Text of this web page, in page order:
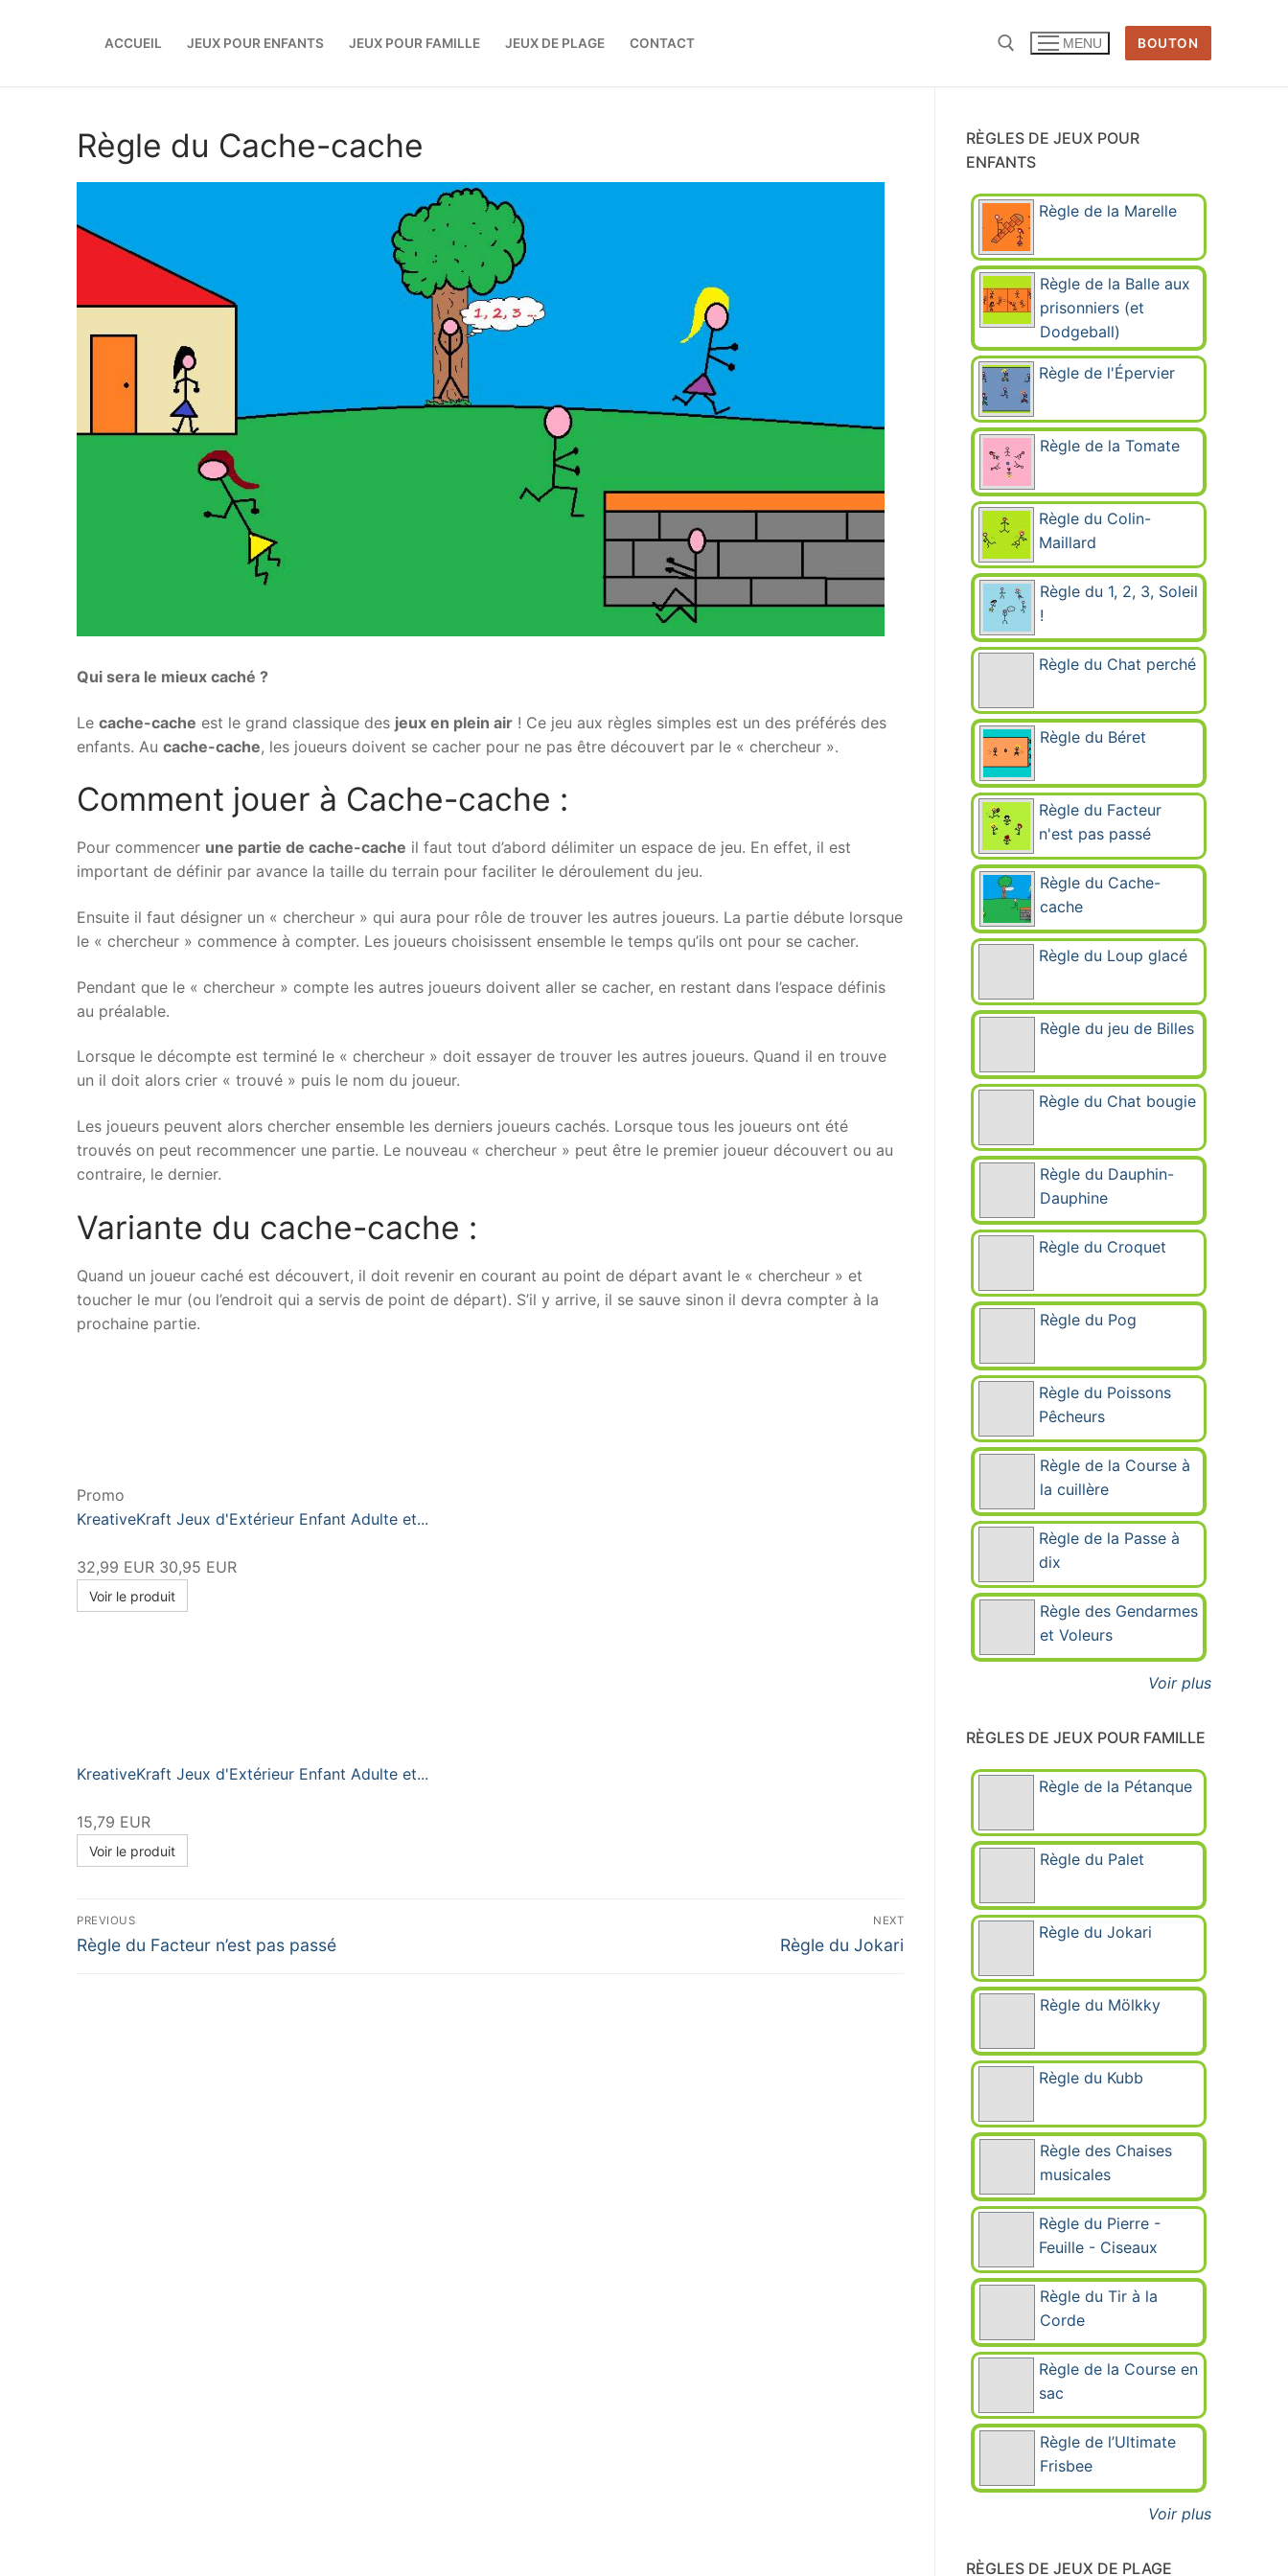
ACCUEIL JEUX POUR ENFANTS JEUX POUR FAMILLE JEUX DE PLAGE CONTACT MENU BOUTON
Règle du Cache-cache
Qui sera le mieux caché ?
Le cache-cache est le grand classique des jeux en plein air ! Ce jeu aux règles simples est un des préférés des
enfants. Au cache-cache, les joueurs doivent se cacher pour ne pas être découvert par le « chercheur ».
Comment jouer à Cache-cache :
Pour commencer une partie de cache-cache il faut tout d’abord délimiter un espace de jeu. En effet, il est
important de définir par avance la taille du terrain pour faciliter le déroulement du jeu.
Ensuite il faut désigner un « chercheur » qui aura pour rôle de trouver les autres joueurs. La partie débute lorsque
le « chercheur » commence à compter. Les joueurs choisissent ensemble le temps qu’ils ont pour se cacher.
Pendant que le « chercheur » compte les autres joueurs doivent aller se cacher, en restant dans l’espace définis
au préalable.
Lorsque le décompte est terminé le « chercheur » doit essayer de trouver les autres joueurs. Quand il en trouve
un il doit alors crier « trouvé » puis le nom du joueur.
Les joueurs peuvent alors chercher ensemble les derniers joueurs cachés. Lorsque tous les joueurs ont été
trouvés on peut recommencer une partie. Le nouveau « chercheur » peut être le premier joueur découvert ou au
contraire, le dernier.
Variante du cache-cache :
Quand un joueur caché est découvert, il doit revenir en courant au point de départ avant le « chercheur » et
toucher le mur (ou l’endroit qui a servis de point de départ). S’il y arrive, il se sauve sinon il devra compter à la
prochaine partie.
Promo
KreativeKraft Jeux d'Extérieur Enfant Adulte et...
32,99 EUR 30,95 EUR
Voir le produit
KreativeKraft Jeux d'Extérieur Enfant Adulte et...
15,79 EUR
Voir le produit
Navigation
de
PREVIOUS
Previous
Règle du Facteur n’est pas passé
NEXT
Next
Règle du Jokari
RÈGLES DE JEUX POUR
ENFANTS
Règle de la Marelle
Règle de la Balle aux
prisonniers (et
Dodgeball)
Règle de l'Épervier
Règle de la Tomate
Règle du Colin-
Maillard
Règle du 1, 2, 3, Soleil
!
Règle du Chat perché
Règle du Béret
Règle du Facteur
n'est pas passé
Règle du Cache-
cache
Règle du Loup glacé
Règle du jeu de Billes
Règle du Chat bougie
Règle du Dauphin-
Dauphine
Règle du Croquet
Règle du Pog
Règle du Poissons
Pêcheurs
Règle de la Course à
la cuillère
Règle de la Passe à
dix
Règle des Gendarmes
et Voleurs
Voir plus
RÈGLES DE JEUX POUR FAMILLE
Règle de la Pétanque
Règle du Palet
Règle du Jokari
Règle du Mölkky
Règle du Kubb
Règle des Chaises
musicales
Règle du Pierre -
Feuille - Ciseaux
Règle du Tir à la
Corde
Règle de la Course en
sac
Règle de l’Ultimate
Frisbee
Voir plus
RÈGLES DE JEUX DE PLAGE